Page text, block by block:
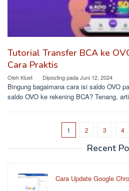
Tutorial Transfer BCA ke
Cara Praktis
Oleh Kluet Diposting padaJuni 12, 2024
Bingung bagaimana cara isi saldo OVO
saldo OVO ke rekening BCA? Tenang,
1 2 3 4
Recent
Cara Update Google